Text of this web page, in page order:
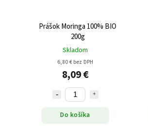
Prášok Moringa 100% BIO
200g
Skladom
6,80 € bez DPH
8,09 €
Do košíka